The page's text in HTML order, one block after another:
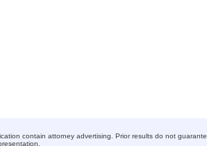
contain attorney advertising. Prior results do not